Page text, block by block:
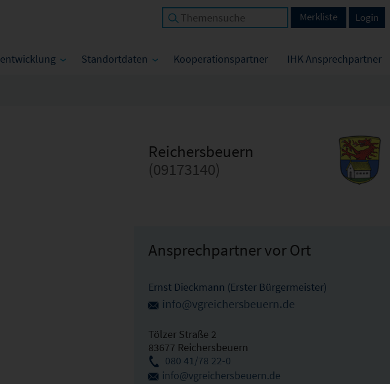
Standortdaten Kooperationspartner IHK Ansprechpartner
Login
Merkliste
Reichersbeuern
(09173140)
Ansprechpartner vor Ort
Ernst Dieckmann (Erster Bürgermeister)
info@vgreichersbeuern.de
Tölzer Straße 2
83677 Reichersbeuern
080 41/78 22-0
info@vgreichersbeuern.de